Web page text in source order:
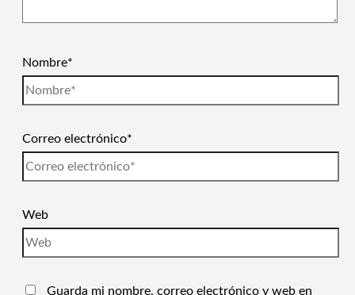
Nombre*
Correo electrónico*
Web
Guarda mi nombre, correo electrónico y web en